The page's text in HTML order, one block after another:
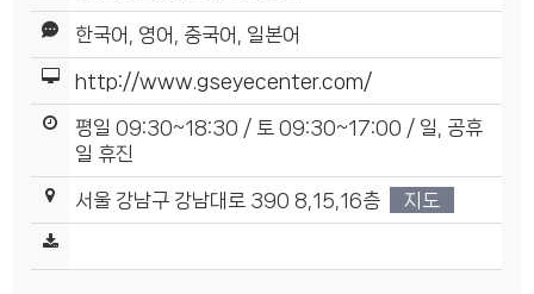
한국어, 영어, 중국어, 일본어
http://www.gseyecenter.com/
평일 09:30~18:30 / 토 09:30~17:00 / 일, 공휴
일 휴진
서울 강남구 강남대로 390 8,15,16층 지도